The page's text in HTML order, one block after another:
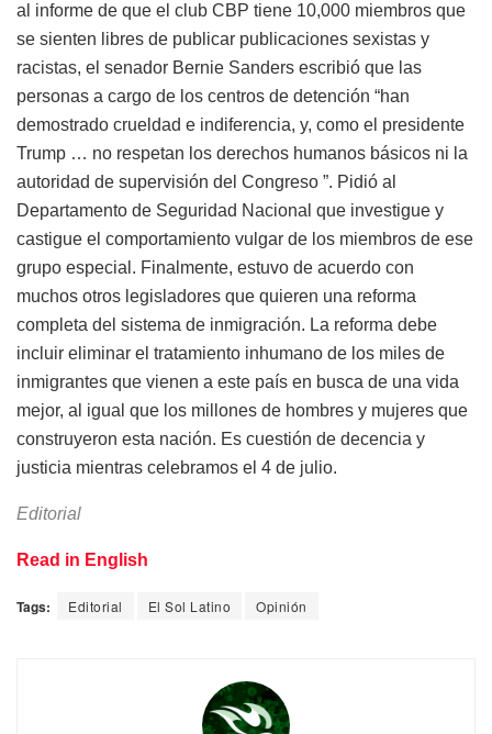
al informe de que el club CBP tiene 10,000 miembros que
se sienten libres de publicar publicaciones sexistas y
racistas, el senador Bernie Sanders escribió que las
personas a cargo de los centros de detención “han
demostrado crueldad e indiferencia, y, como el presidente
Trump … no respetan los derechos humanos básicos ni la
autoridad de supervisión del Congreso ”. Pidió al
Departamento de Seguridad Nacional que investigue y
castigue el comportamiento vulgar de los miembros de ese
grupo especial. Finalmente, estuvo de acuerdo con
muchos otros legisladores que quieren una reforma
completa del sistema de inmigración. La reforma debe
incluir eliminar el tratamiento inhumano de los miles de
inmigrantes que vienen a este país en busca de una vida
mejor, al igual que los millones de hombres y mujeres que
construyeron esta nación. Es cuestión de decencia y
justicia mientras celebramos el 4 de julio.
Editorial
Read in English
Tags: Editorial El Sol Latino Opinión